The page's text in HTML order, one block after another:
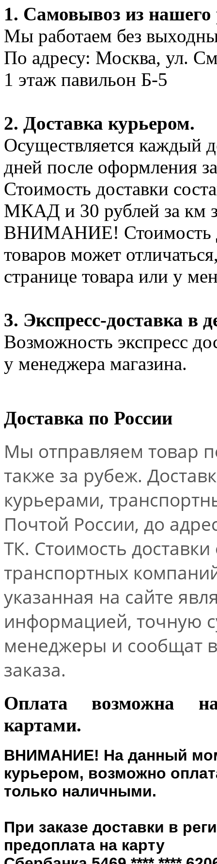
1. Самовывоз из нашего
Мы работаем без
По адресу: Москва, ул.
1 этаж павильон Б-5
2. Доставка курьером.
Осуществляется каждый
дней после оформления
Стоимость доставки
МКАД и 30 рублей за км
ВНИМАНИЕ! Стоимость
товаров может
странице товара или у
3. Экспресс-доставка в
Возможность экспресс
у менеджера магазина.
Доставка по России
Мы отправляем товар
также за рубеж.
курьерами,
Почтой России, до
ТК. Стоимость
транспортных
указанная на сайте
информацией, точную
менеджеры и сообщат
заказа.
Оплата возможна
картами.
ВНИМАНИЕ! На данный
курьером, возможно
только наличными.
При заказе доставки в
предоплата на карту